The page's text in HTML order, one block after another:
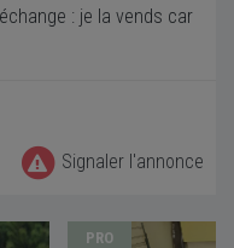
: je la vends car
Signaler l'annonce
PRO